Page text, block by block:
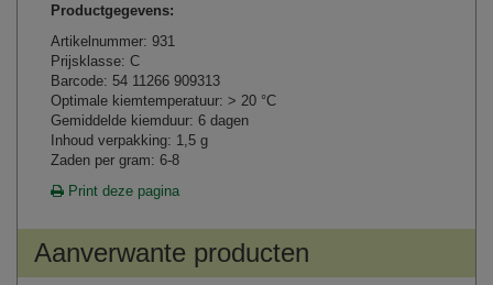
Productgegevens:
Artikelnummer: 931
Prijsklasse: C
Barcode: 54 11266 909313
Optimale kiemtemperatuur: > 20 °C
Gemiddelde kiemduur: 6 dagen
Inhoud verpakking: 1,5 g
Zaden per gram: 6-8
Print deze pagina
Aanverwante producten